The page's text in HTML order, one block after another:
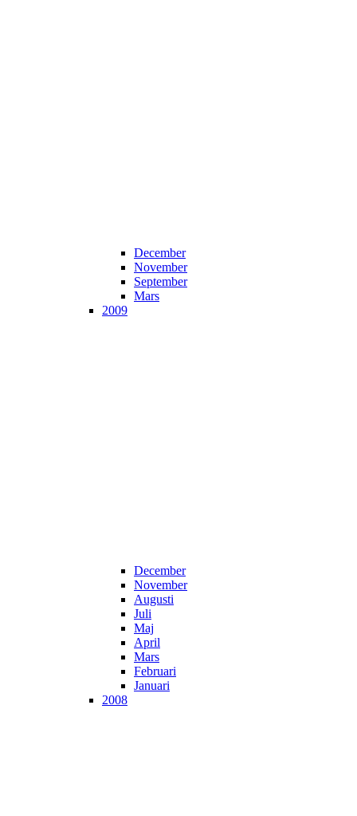
December
November
September
Mars
2009
December
November
Augusti
Juli
Maj
April
Mars
Februari
Januari
2008